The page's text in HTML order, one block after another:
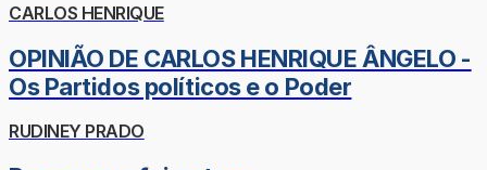
CARLOS HENRIQUE
OPINIÃO DE CARLOS HENRIQUE ÂNGELO -
Os Partidos políticos e o Poder
RUDINEY PRADO